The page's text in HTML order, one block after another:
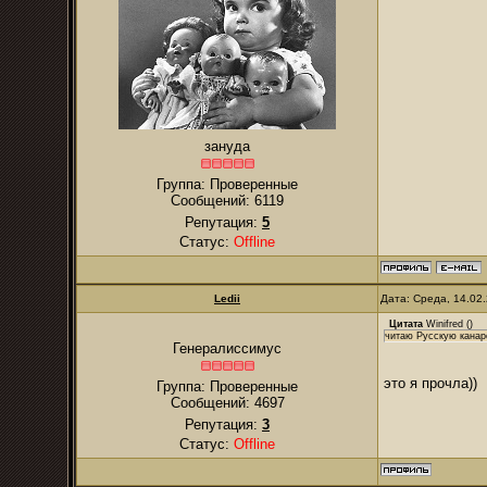
зануда
Группа: Проверенные
Сообщений: 6119
Репутация: 5
Статус: Offline
Ledii Дата: Среда,
Генералиссимус
Группа: Проверенные
Сообщений: 4697
Репутация: 3
Статус: Offline
Цитата Winifred ()
читаю Русскую
это я прочла))